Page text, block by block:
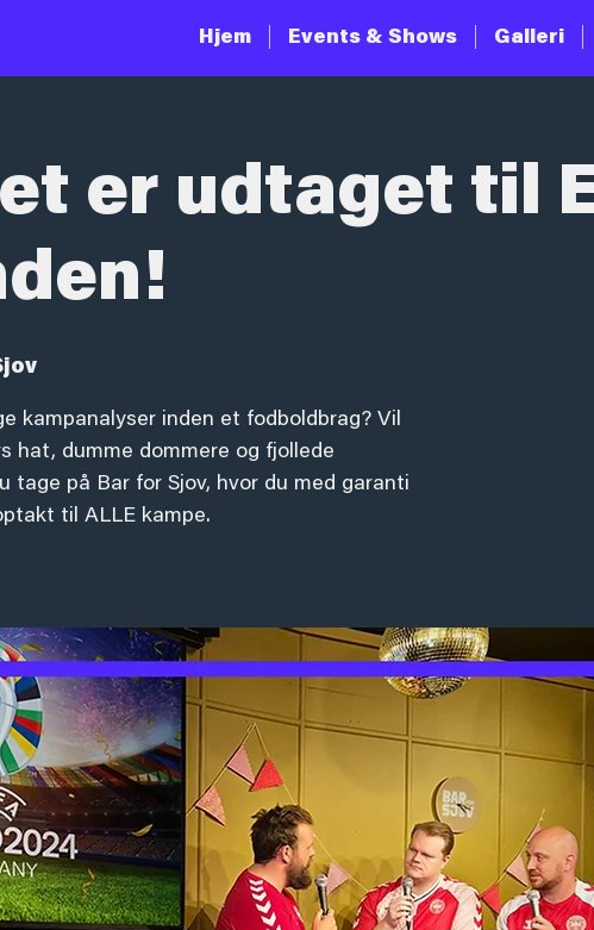
Hjem Events & Shows Galleri
er udtaget til
kampanalyser inden et fodboldbrag? Vil
hat, dumme dommere og fjollede
tage på Bar for Sjov, hvor du med garanti
til ALLE kampe.